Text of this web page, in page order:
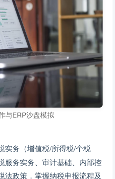
与ERP沙盘模拟
实务（增值税/所得税/个税
服务实务、审计基础、内部控
法政策，掌握纳税申报流程及